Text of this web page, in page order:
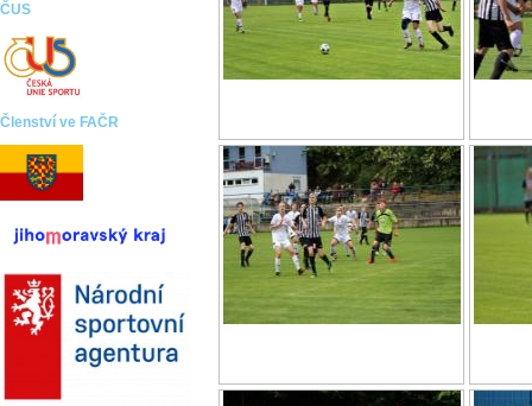
ČUS
Členství ve FAČR